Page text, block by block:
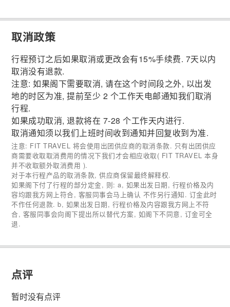
取消政策
行程预订之后如果取消或更改会有15%手续费. 7天以内
取消没有退款.
注意: 如果阁下需要取消, 请在这个时间段之外, 以出发
地的时区为准, 提前至少 2 个工作天电邮通知我们取消
行程.
如果成功取消, 退款将在 7-28 个工作天内进行.
取消通知须以我们上班时间收到通知并回复收到为准.
注意: FIT TRAVEL 将会使用出团供应商的取消条款. 只有出团供应
商需要收取取消费用的情况下我们才会相应收取( FIT TRAVEL 本身
并不收取额外取消费用 ).
对于本行程产品的取消条款, 供应商保留最终解释权.
如果阁下付了行程的部分定金, 则: a, 如果出发日期, 行程价格及内
容均跟我方网上符合, 客服同事会马上确认 不作另行通知. 订金此时
不作任何退款. b, 如果出发日期, 行程价格及内容跟我方网上不符
合, 客服同事会向阁下提出所以替代方案, 如阁下不同意, 订金可全
退.
点评
暂时没有点评